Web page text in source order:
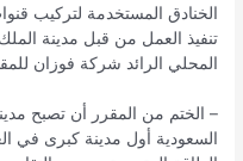
الخنادق المستخدمة لتركيب
تنفيذ العمل من قبل مدينة الملك
المحلي الرائد شركة فوزان
– الختم من المقرر أن تصبح
السعودية أول مدينة كبرى في